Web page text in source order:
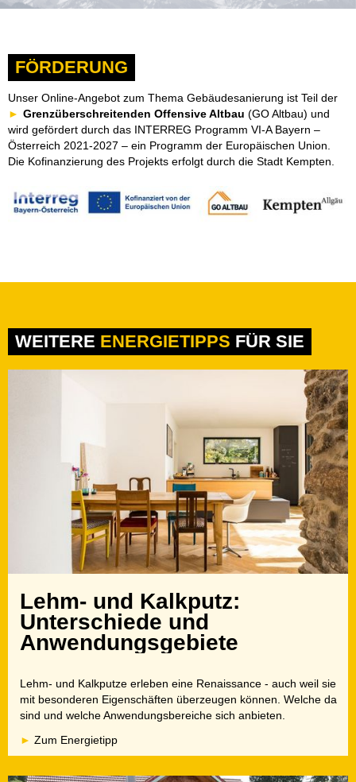
FÖRDERUNG
Unser Online-Angebot zum Thema Gebäudesanierung ist Teil der
Grenzüberschreitenden Offensive Altbau (GO Altbau) und
wird gefördert durch das INTERREG Programm VI-A Bayern –
Österreich 2021-2027 – ein Programm der Europäischen Union.
Die Kofinanzierung des Projekts erfolgt durch die Stadt Kempten.
WEITERE ENERGIETIPPS FÜR SIE
Lehm- und Kalkputz:
Unterschiede und
Anwendungsgebiete
Lehm- und Kalkputze erleben eine Renaissance - auch weil sie
mit besonderen Eigenschäften überzeugen können. Welche da
sind und welche Anwendungsbereiche sich anbieten.
Zum Energietipp